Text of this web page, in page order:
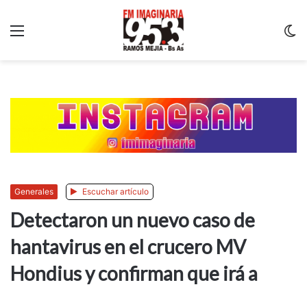
Generales Escuchar artículo
Detectaron un nuevo caso de
hantavirus en el crucero MV
Hondius y confirman que irá a